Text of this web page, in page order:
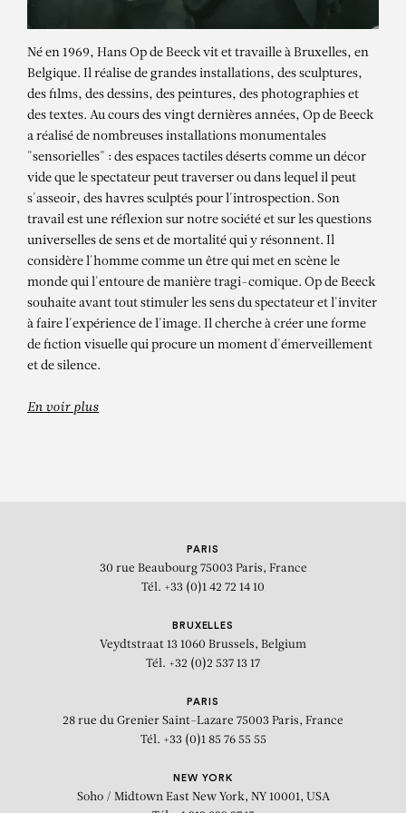
HANS OP DE BEECK
Paquebots 1913-1942. Une
esthétique transatlantique
Né en 1969, Hans Op de Beeck vit et travaille à Bruxelles, en
Belgique. Il réalise de grandes installations, des sculptures,
des films, des dessins, des peintures, des photographies et
des textes. Au cours des vingt dernières années, Op de Beeck
a réalisé de nombreuses installations monumentales
"sensorielles" : des espaces tactiles déserts comme un décor
vide que le spectateur peut traverser ou dans lequel il peut
s'asseoir, des havres sculptés pour l'introspection. Son
travail est une réflexion sur notre société et sur les questions
universelles de sens et de mortalité qui y résonnent. Il
considère l'homme comme un être qui met en scène le
monde qui l'entoure de manière tragi-comique. Op de Beeck
souhaite avant tout stimuler les sens du spectateur et l'inviter
à faire l'expérience de l'image. Il cherche à créer une forme
de fiction visuelle qui procure un moment d'émerveillement
et de silence.
En voir plus
PARIS
30 rue Beaubourg 75003 Paris, France
Tél. +33 (0)1 42 72 14 10
BRUXELLES
Veydtstraat 13 1060 Brussels, Belgium
Tél. +32 (0)2 537 13 17
PARIS
28 rue du Grenier Saint-Lazare 75003 Paris, France
Tél. +33 (0)1 85 76 55 55
NEW YORK
Soho / Midtown East New York, NY 10001, USA